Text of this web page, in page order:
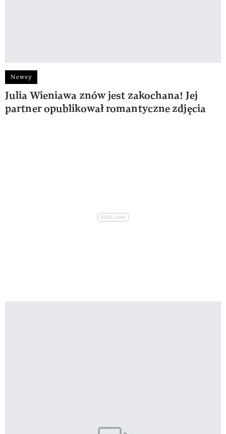
Newsy
Julia Wieniawa znów jest zakochana! Jej
partner opublikował romantyczne zdjęcia